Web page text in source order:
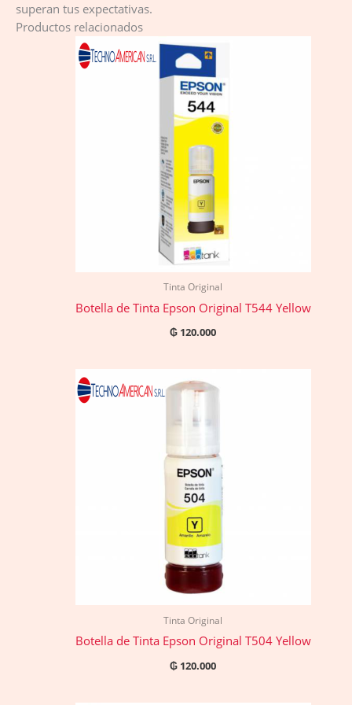
superan tus expectativas.
Productos relacionados
Tinta Original
Botella de Tinta Epson Original T544 Yellow
₲ 120.000
Tinta Original
Botella de Tinta Epson Original T504 Yellow
₲ 120.000